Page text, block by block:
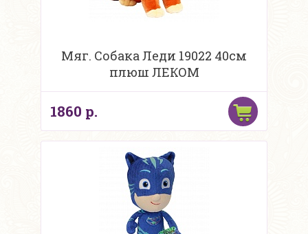
Мяг. Собака Леди 19022 40см
плюш ЛЕКОМ
1860 р.